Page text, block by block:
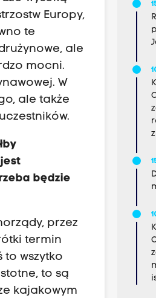
Europy,
te
ale
mocni.
W
ale także
będzie
przez
termin
to wszytko
to są
kajakowym